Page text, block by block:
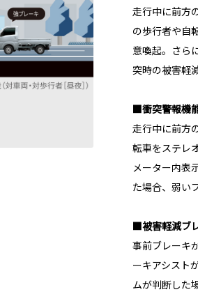
走行中に前方
の歩行者や自
意喚起。さら
突時の被害軽
■衝突警報機
走行中に前方
転車をステレ
メーター内表
た場合、弱い
■被害軽減ブ
事前ブレーキ
ーキアシスト
ムが判断した